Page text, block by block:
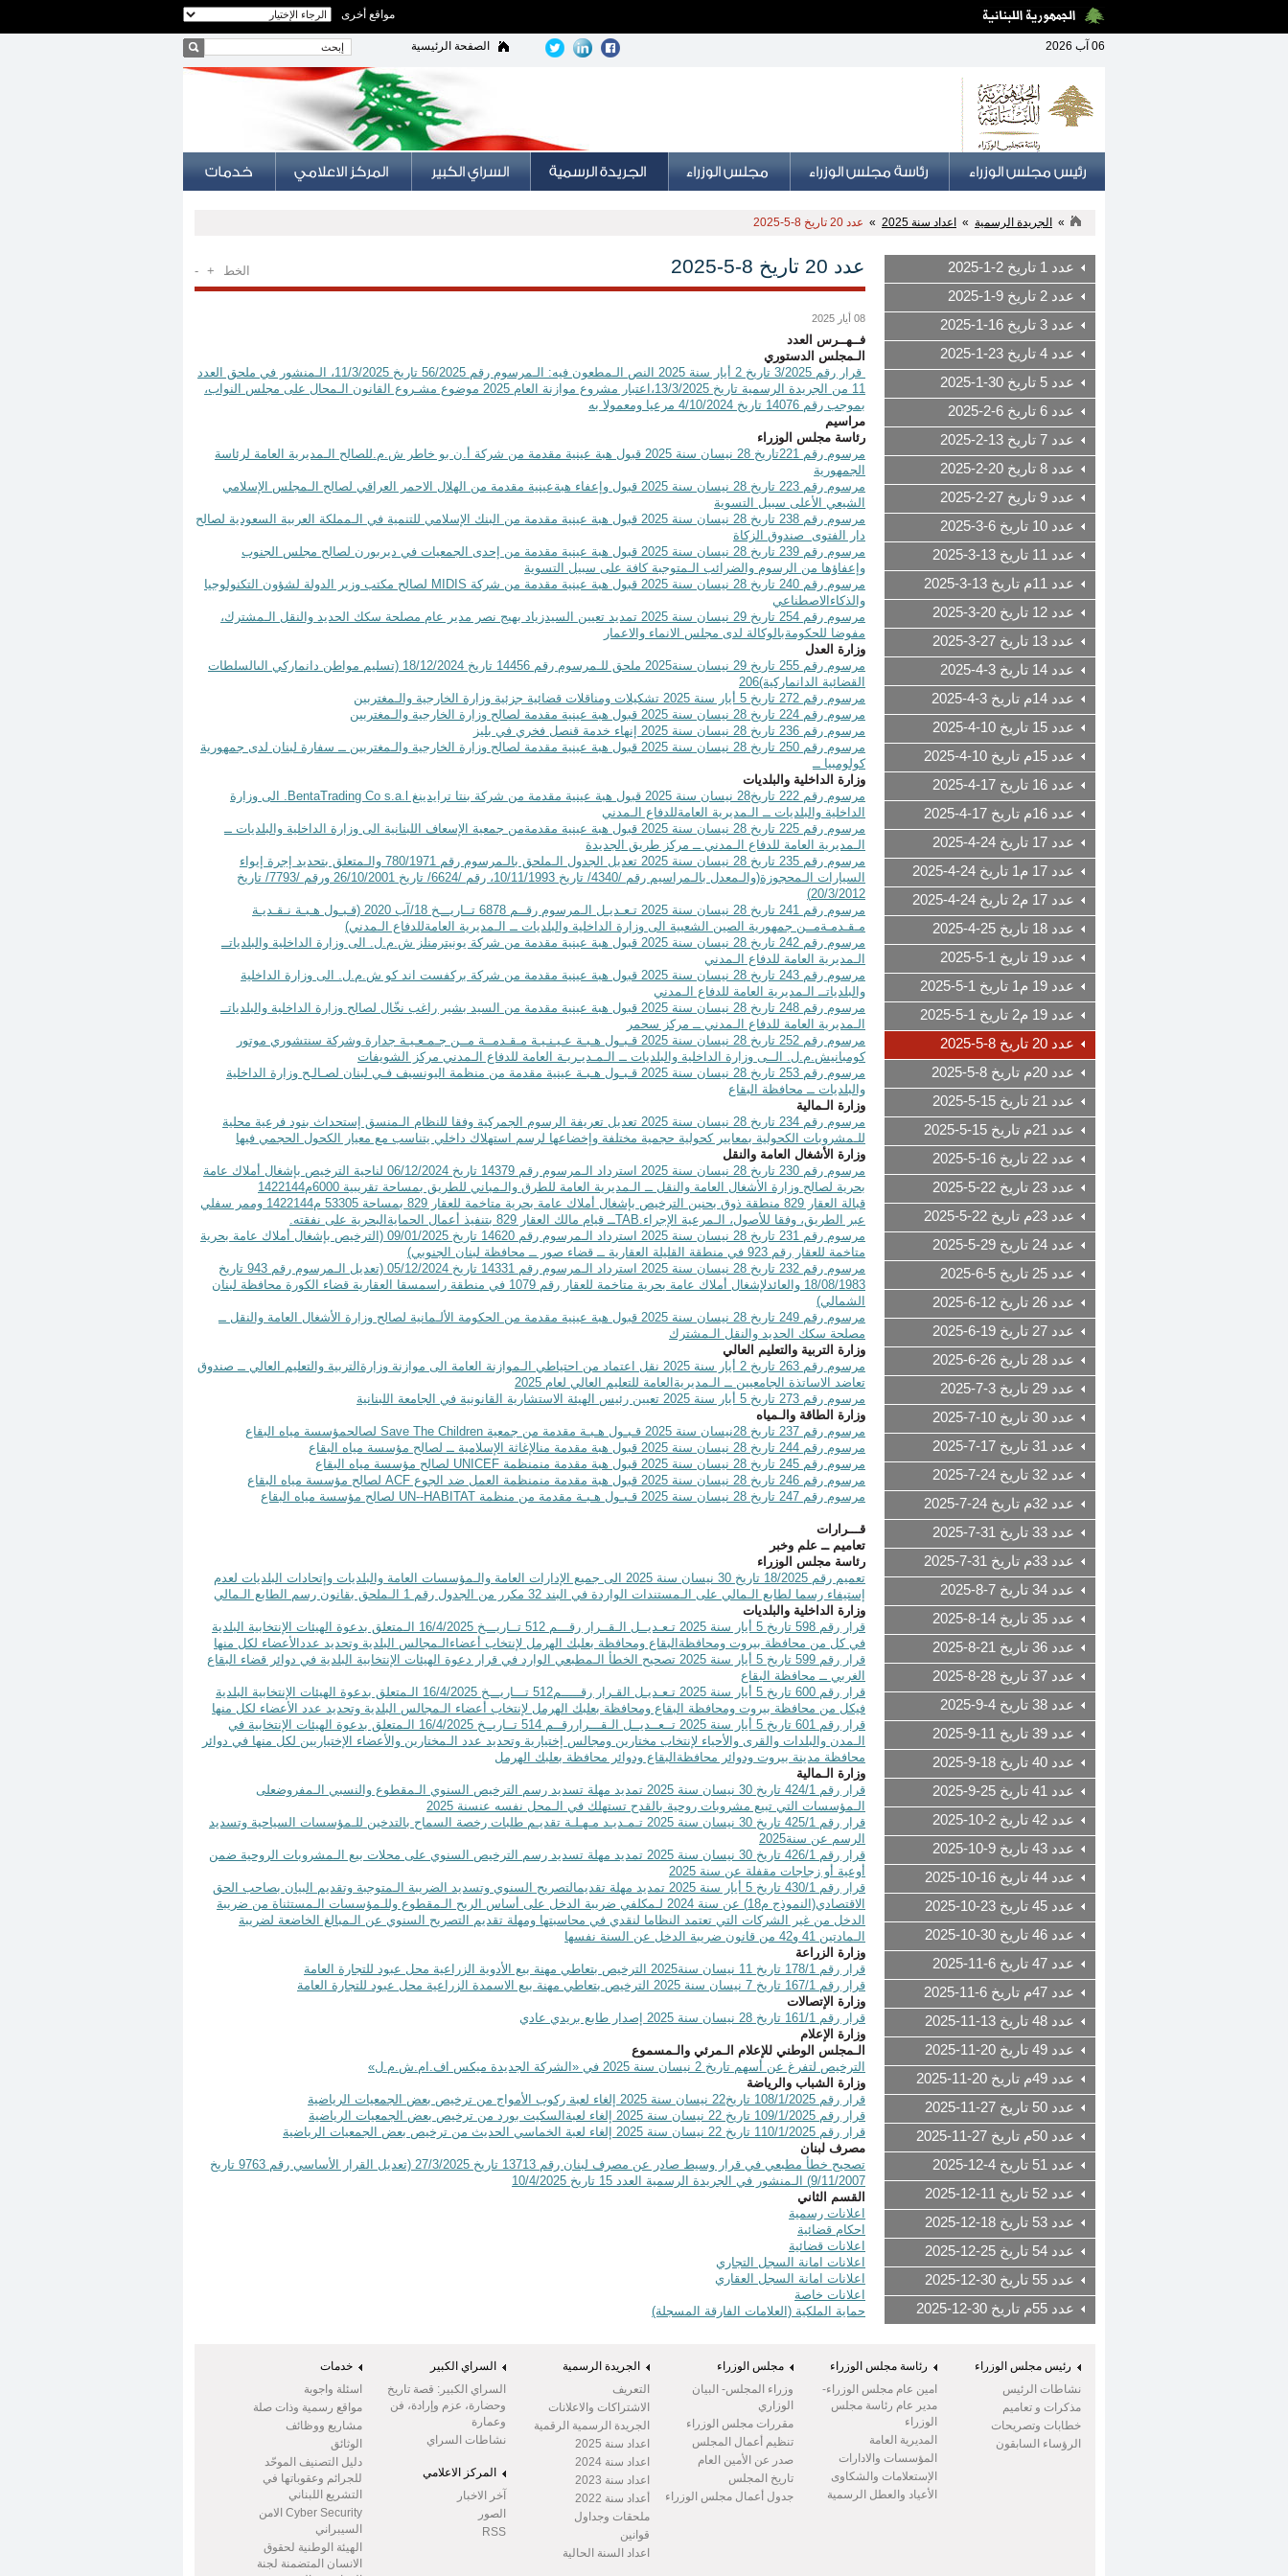
مواقع أخرى
06 آب 2026 الصفحة الرئيسية
» الجريدة الرسمية » اعداد سنة 2025 » عدد 20 تاريخ 8-5-2025
عدد 1 تاريخ 2-1-2025
عدد 2 تاريخ 9-1-2025
عدد 3 تاريخ 16-1-2025
عدد 4 تاريخ 23-1-2025
عدد 5 تاريخ 30-1-2025
عدد 6 تاريخ 6-2-2025
عدد 7 تاريخ 13-2-2025
عدد 8 تاريخ 20-2-2025
عدد 9 تاريخ 27-2-2025
عدد 10 تاريخ 6-3-2025
عدد 11 تاريخ 13-3-2025
عدد 11م تاريخ 13-3-2025
عدد 12 تاريخ 20-3-2025
عدد 13 تاريخ 27-3-2025
عدد 14 تاريخ 3-4-2025
عدد 14م تاريخ 3-4-2025
عدد 15 تاريخ 10-4-2025
عدد 15م تاريخ 10-4-2025
عدد 16 تاريخ 17-4-2025
عدد 16م تاريخ 17-4-2025
عدد 17 تاريخ 24-4-2025
عدد 17 م1 تاريخ 24-4-2025
عدد 17 م2 تاريخ 24-4-2025
عدد 18 تاريخ 25-4-2025
عدد 19 تاريخ 1-5-2025
عدد 19 م1 تاريخ 1-5-2025
عدد 19 م2 تاريخ 1-5-2025
عدد 20 تاريخ 8-5-2025
عدد 20م تاريخ 8-5-2025
عدد 21 تاريخ 15-5-2025
عدد 21م تاريخ 15-5-2025
عدد 22 تاريخ 16-5-2025
عدد 23 تاريخ 22-5-2025
عدد 23م تاريخ 22-5-2025
عدد 24 تاريخ 29-5-2025
عدد 25 تاريخ 5-6-2025
عدد 26 تاريخ 12-6-2025
عدد 27 تاريخ 19-6-2025
عدد 28 تاريخ 26-6-2025
عدد 29 تاريخ 3-7-2025
عدد 30 تاريخ 10-7-2025
عدد 31 تاريخ 17-7-2025
عدد 32 تاريخ 24-7-2025
عدد 32م تاريخ 24-7-2025
عدد 33 تاريخ 31-7-2025
عدد 33م تاريخ 31-7-2025
عدد 34 تاريخ 7-8-2025
عدد 35 تاريخ 14-8-2025
عدد 36 تاريخ 21-8-2025
عدد 37 تاريخ 28-8-2025
عدد 38 تاريخ 4-9-2025
عدد 39 تاريخ 11-9-2025
عدد 40 تاريخ 18-9-2025
عدد 41 تاريخ 25-9-2025
عدد 42 تاريخ 2-10-2025
عدد 43 تاريخ 9-10-2025
عدد 44 تاريخ 16-10-2025
عدد 45 تاريخ 23-10-2025
عدد 46 تاريخ 30-10-2025
عدد 47 تاريخ 6-11-2025
عدد 47م تاريخ 6-11-2025
عدد 48 تاريخ 13-11-2025
عدد 49 تاريخ 20-11-2025
عدد 49م تاريخ 20-11-2025
عدد 50 تاريخ 27-11-2025
عدد 50م تاريخ 27-11-2025
عدد 51 تاريخ 4-12-2025
عدد 52 تاريخ 11-12-2025
عدد 53 تاريخ 18-12-2025
عدد 54 تاريخ 25-12-2025
عدد 55 تاريخ 30-12-2025
عدد 55م تاريخ 30-12-2025
عدد 20 تاريخ 8-5-2025 الخط +
-
08 أيار 2025
فــهــرس العدد
الـمجلس الدستوري
قرار رقم 3/2025 تاريخ 2 أيار سنة 2025 النص الـمطعون فيه: الـمرسوم رقم 56/2025 تاريخ 11/3/2025، الـمنشور في ملحق العدد
11 من الجريدة الرسمية تاريخ 13/3/2025،اعتبار مشروع موازنة العام 2025 موضوع مشـروع القانون الـمحال على مجلس النواب،
بموجب رقم 14076 تاريخ 4/10/2024 مرعيا ومعمولا به
مراسيم
رئاسة مجلس الوزراء
مرسوم رقم 221تاريخ 28 نيسان سنة 2025 قبول هبة عينية مقدمة من شركة أ.ن بو خاطر ش.م.للصالح الـمديرية العامة لرئاسة
الجمهورية
مرسوم رقم 223 تاريخ 28 نيسان سنة 2025 قبول وإعفاء هبةعينية مقدمة من الهلال الاحمر العراقي لصالح الـمجلس الإسلامي
الشيعي الأعلى سبيل التسوية
مرسوم رقم 238 تاريخ 28 نيسان سنة 2025 قبول هبة عينية مقدمة من البنك الإسلامي للتنمية في الـمملكة العربية السعودية لصالح
دار الفتوى صندوق الزكاة
مرسوم رقم 239 تاريخ 28 نيسان سنة 2025 قبول هبة عينية مقدمة من إحدى الجمعيات في ديربورن لصالح مجلس الجنوب
وإعفاؤها من الرسوم والضرائب الـمتوجبة كافة على سبيل التسوية
مرسوم رقم 240 تاريخ 28 نيسان سنة 2025 قبول هبة عينية مقدمة من شركة
MIDIS لصالح مكتب وزير الدولة لشؤون التكنولوجيا
والذكاءالاصطناعي
مرسوم رقم 254 تاريخ 29 نيسان سنة 2025 تمديد تعيين السيدزياد بهيج نصر مدير عام مصلحة سكك الحديد والنقل الـمشترك،
مفوضا للحكومةبالوكالة لدى مجلس الانماء والاعمار
وزارة العدل
مرسوم رقم 255 تاريخ 29 نيسان سنة2025 ملحق للـمرسوم رقم 14456 تاريخ 18/12/2024 (تسليم مواطن دانماركي الىالسلطات
القضائية الدانماركية)206
مرسوم رقم 272 تاريخ 5 أيار سنة 2025 تشكيلات ومناقلات قضائية جزئية وزارة الخارجية والـمغتربين
مرسوم رقم 224 تاريخ 28 نيسان سنة 2025 قبول هبة عينية مقدمة لصالح وزارة الخارجية والـمغتربين
مرسوم رقم 236 تاريخ 28 نيسان سنة 2025 إنهاء خدمة قنصل فخري في بليز
مرسوم رقم 250 تاريخ 28 نيسان سنة 2025 قبول هبة عينية مقدمة لصالح وزارة الخارجية والـمغتربين ــ سفارة لبنان لدى جمهورية
كولومبيا ــ
وزارة الداخلية والبلديات
مرسوم رقم 222 تاريخ28 نيسان سنة 2025 قبول هبة عينية مقدمة من شركة بنتا ترايدينغ
BentaTrading Co s.a.l . الى وزارة
الداخلية والبلديات ــ الـمديرية العامةللدفاع الـمدني
مرسوم رقم 225 تاريخ 28 نيسان سنة 2025 قبول هبة عينية مقدمةمن جمعية الإسعاف اللبنانية الى وزارة الداخلية والبلديات ــ
الـمديرية العامة للدفاع الـمدني ــ مركز طريق الجديدة
مرسوم رقم 235 تاريخ 28 نيسان سنة 2025 تعديل الجدول الـملحق بالـمرسوم رقم 780/1971 والـمتعلق بتحديد إجرة إيواء
السيارات الـمحجوزة(والـمعدل بالـمراسيم رقم /4340/ تاريخ 10/11/1993، رقم /6624/ تاريخ 26/10/2001 ورقم /7793/ تاريخ
20/3/2012)
مرسوم رقم 241 تاريخ 28 نيسان سنة 2025 تـعـديـل الـمرسوم رقــم 6878 تــاريـــخ 18/آب 2020 (قـبـول هـبـة نـقـديـة
مـقـدمـةمــن جمهورية الصين الشعبية الى وزارة الداخلية والبلديات ــ الـمديرية العامةللدفاع الـمدني)
مرسوم رقم 242 تاريخ 28 نيسان سنة 2025 قبول هبة عينية مقدمة من شركة يونيترمنلز ش.م.ل. الى وزارة الداخلية والبلدياتــ
الـمديرية العامة للدفاع الـمدني
مرسوم رقم 243 تاريخ 28 نيسان سنة 2025 قبول هبة عينية مقدمة من شركة بركفست اند كو ش.م.ل. الى وزارة الداخلية
والبلدياتــ الـمديرية العامة للدفاع الـمدني
مرسوم رقم 248 تاريخ 28 نيسان سنة 2025 قبول هبة عينية مقدمة من السيد بشير راغب نخّال لصالح وزارة الداخلية والبلدياتــ
الـمديرية العامة للدفاع الـمدني ــ مركز سحمر
مرسوم رقم 252 تاريخ 28 نيسان سنة 2025 قـبـول هـبـة عـيـنـيـة مـقـدمــة مــن جـمـعـيـة جدارة وشركة سنتشوري موتور
كومبانيش.م.ل. الــى وزارة الداخلية والبلديات ــ الـمـديـريـة العامة للدفاع الـمدني مركز الشويفات
مرسوم رقم 253 تاريخ 28 نيسان سنة 2025 قـبـول هـبـة عينية مقدمة من منظمة اليونسيف فـي لبنان لصـالـح وزارة الداخلية
والبلديات ــ محافظة البقاع
وزارة الـمالية
مرسوم رقم 234 تاريخ 28 نيسان سنة 2025 تعديل تعريفة الرسوم الجمركية وفقا للنظام الـمنسق إستحداث بنود فرعية محلية
للـمشروبات الكحولية بمعايير كحولية حجمية مختلفة وإخضاعها لرسم استهلاك داخلي يتناسب مع معيار الكحول الحجمي فيها
وزارة الأشغال العامة والنقل
مرسوم رقم 230 تاريخ 28 نيسان سنة 2025 استرداد الـمرسوم رقم 14379 تاريخ 06/12/2024 لناحية الترخيص بإشغال أملاك عامة
بحرية لصالح وزارة الأشغال العامة والنقل ــ الـمديرية العامة للطرق والـمباني للطريق بمساحة تقريبية 6000م1422144
قبالة العقار 829 منطقة ذوق بحنين الترخيص بإشغال أملاك عامة بحرية متاخمة للعقار 829 بمساحة 53305 م1422144 وممر سفلي
عبر الطريق، وفقا للأصول، الـمرعية الإجراء.TABــ قيام مالك العقار 829 بتنفيذ أعمال الحمايةالبحرية على نفقته.
مرسوم رقم 231 تاريخ 28 نيسان سنة 2025 استرداد الـمرسوم رقم 14620 تاريخ 09/01/2025 (الترخيص بإشغال أملاك عامة بحرية
متاخمة للعقار رقم 923 في منطقة القليلة العقارية ــ قضاء صور ــ محافظة لبنان الجنوبي)
مرسوم رقم 232 تاريخ 28 نيسان سنة 2025 استرداد الـمرسوم رقم 14331 تاريخ 05/12/2024 (تعديل الـمرسوم رقم 943 تاريخ
18/08/1983 والعائدلإشغال أملاك عامة بحرية متاخمة للعقار رقم 1079 في منطقة راسمسقا العقارية قضاء الكورة محافظة لبنان
الشمالي)
مرسوم رقم 249 تاريخ 28 نيسان سنة 2025 قبول هبة عينية مقدمة من الحكومة الألـمانية لصالح وزارة الأشغال العامة والنقل ــ
مصلحة سكك الحديد والنقل الـمشترك
وزارة التربية والتعليم العالي
مرسوم رقم 263 تاريخ 2 أيار سنة 2025 نقل اعتماد من احتياطي الـموازنة العامة الى موازنة وزارةالتربية والتعليم العالي ــ صندوق
تعاضد الاساتذة الجامعيين ــ الـمديريةالعامة للتعليم العالي لعام 2025
مرسوم رقم 273 تاريخ 5 أيار سنة 2025 تعيين رئيس الهيئة الاستشارية القانونية في الجامعة اللبنانية
وزارة الطاقة والـمياه
مرسوم رقم 237 تاريخ 28نيسان سنة 2025 قـبـول هـبـة مقدمة من جمعية
Save The Children لصالحمؤسسة مياه البقاع
مرسوم رقم 244 تاريخ 28 نيسان سنة 2025 قبول هبة مقدمة منالإغاثة الإسلامية ــ لصالح مؤسسة مياه البقاع
مرسوم رقم 245 تاريخ 28 نيسان سنة 2025 قبول هبة مقدمة منمنظمة
UNICEF لصالح مؤسسة مياه البقاع
مرسوم رقم 246 تاريخ 28 نيسان سنة 2025 قبول هبة مقدمة منمنظمة العمل ضد الجوع
ACF لصالح مؤسسة مياه البقاع
مرسوم رقم 247 تاريخ 28 نيسان سنة 2025 قـبـول هـبـة مقدمة من منظمة
UN--HABITAT لصالح مؤسسة مياه البقاع
قـــرارات
تعاميم ــ علم وخبر
رئاسة مجلس الوزراء
تعميم رقم 18/2025 تاريخ 30 نيسان سنة 2025 الى جميع الإدارات العامة والـمؤسسات العامة والبلديات وإتحادات البلديات لعدم
إستيفاء رسما لطابع الـمالي على الـمستندات الواردة في البند 32 مكرر من الجدول رقم 1 الـملحق بقانون رسم الطابع الـمالي
وزارة الداخلية والبلديات
قرار رقم 598 تاريخ 5 أيار سنة 2025 تـعـديــل الـقــرار رقـــم 512 تــاريـــخ 16/4/2025 الـمتعلق بدعوة الهيئات الإنتخابية البلدية
في كل من محافظة بيروت ومحافظةالبقاع ومحافظة بعلبك الهرمل لإنتخاب أعضاءالـمجالس البلدية وتحديد عددالأعضاء لكل منها
قرار رقم 599 تاريخ 5 أيار سنة 2025 تصحيح الخطأ الـمطبعي الوارد في قرار دعوة الهيئات الإنتخابية البلدية في دوائر قضاء البقاع
الغربي ــ محافظة البقاع
قرار رقم 600 تاريخ 5 أيار سنة 2025 تـعـديـل القـرار رقـــــم512 تـــاريـــخ 16/4/2025 الـمتعلق بدعوة الهيئات الإنتخابية البلدية
فيكل من محافظة بيروت ومحافظة البقاع ومحافظة بعلبك الهرمل لإنتخاب أعضاء الـمجالس البلدية وتحديد عدد الأعضاء لكل منها
قرار رقم 601 تاريخ 5 أيار سنة 2025 تــعــديــل الـقـــراررقــم 514 تــاريــخ 16/4/2025 الـمتعلق بدعوة الهيئات الإنتخابية في
الـمدن والبلدات والقرى والأحياء لإنتخاب مختارين ومجالس إختيارية وتحديد عدد الـمختارين والأعضاء الإختياريين لكل منها في دوائر
محافظة مدينة بيروت ودوائر محافظةالبقاع ودوائر محافظة بعلبك الهرمل
وزارة الـمالية
قرار رقم 424/1 تاريخ 30 نيسان سنة 2025 تمديد مهلة تسديد رسم الترخيص السنوي الـمقطوع والنسبي الـمفروضعلى
الـمؤسسات التي تبيع مشروبات روحية بالقدح تستهلك في الـمحل نفسه عنسنة 2025
قرار رقم 425/1 تاريخ 30 نيسان سنة 2025 تـمـديـد مـهـلـة تقديـم طلبات رخصة السماح بالتدخين للـمؤسسات السياحية وتسديد
الرسم عن سنة2025
قرار رقم 426/1 تاريخ 30 نيسان سنة 2025 تمديد مهلة تسديد رسم الترخيص السنوي على محلات بيع الـمشروبات الروحية ضمن
أوعية أو زجاجات مقفلة عن سنة 2025
قرار رقم 430/1 تاريخ 5 أيار سنة 2025 تمديد مهلة تقديمالتصريح السنوي وتسديد الضريبة الـمتوجبة وتقديم البيان بصاحب الحق
الاقتصادي(النموذج م18) عن سنة 2024 لـمكلفي ضريبة الدخل على أساس الربح الـمقطوع وللـمؤسسات الـمستثناة من ضريبة
الدخل من غير الشركات التي تعتمد النظاما لنقدي في محاسبتها ومهلة تقديم التصريح السنوي عن الـمبالغ الخاضعة لضريبة
الـمادتين 41 و42 من قانون ضريبة الدخل عن السنة نفسها
وزارة الزراعة
قرار رقم 178/1 تاريخ 11 نيسان سنة2025 الترخيص بتعاطي مهنة بيع الأدوية الزراعية محل عبود للتجارة العامة
قرار رقم 167/1 تاريخ 7 نيسان سنة 2025 الترخيص بتعاطي مهنة بيع الاسمدة الزراعية محل عبود للتجارة العامة
وزارة الإتصالات
قرار رقم 161/1 تاريخ 28 نيسان سنة 2025 إصدار طابع بريدي عادي
وزارة الإعلام
الـمجلس الوطني للإعلام الـمرئي والـمسموع
الترخيص لتفرغ عن أسهم تاريخ 2 نيسان سنة 2025 في «الشركة الجديدة ميكس اف.ام.ش.م.ل»
وزارة الشباب والرياضة
قرار رقم 108/1/2025 تاريخ22 نيسان سنة 2025 إلغاء لعبة ركوب الأمواج من ترخيص بعض الجمعيات الرياضية
قرار رقم 109/1/2025 تاريخ 22 نيسان سنة 2025 إلغاء لعبةالسكيت بورد من ترخيص بعض الجمعيات الرياضية
قرار رقم 110/1/2025 تاريخ 22 نيسان سنة 2025 إلغاء لعبة الخماسي الحديث من ترخيص بعض الجمعيات الرياضية
مصرف لبنان
تصحيح خطأ مطبعي في قرار وسيط صادر عن مصرف لبنان رقم 13713 تاريخ 27/3/2025 (تعديل القرار الأساسي رقم 9763 تاريخ
9/11/2007) الـمنشور في الجريدة الرسمية العدد 15 تاريخ 10/4/2025
القسم الثاني
اعلانات رسمية
احكام قضائية
اعلانات قضائية
اعلانات امانة السجل التجاري
اعلانات امانة السجل العقاري
اعلانات خاصة
حماية الملكية (العلامات الفارقة المسجلة)
رئيس مجلس الوزراء
نشاطات الرئيس
مذكرات و تعاميم
خطابات وتصريحات
الرؤساء السابقون
رئاسة مجلس الوزراء
امين عام مجلس الوزراء-
مدير عام رئاسة مجلس
الوزراء
المديرية العامة
المؤسسات والادارات
الإستعلامات والشكاوى
الأعياد والعطل الرسمية
مجلس الوزراء
وزراء المجلس- البيان
الوزاري
مقررات مجلس الوزراء
تنظيم أعمال المجلس
صدر عن الأمين العام
تاريخ المجلس
جدول أعمال مجلس الوزراء
الجريدة الرسمية
التعريف
الاشتراكات والاعلانات
الجريدة الرسمية الرقمية
اعداد سنة 2025
اعداد سنة 2024
اعداد سنة 2023
أعداد سنة 2022
ملحقات وجداول
قوانين
اعداد السنة الحالية
السراي الكبير
السراي الكبير: قصة تاريخ
وحضارة، عزم وإرادة، فن
وعمارة
نشاطات السراي
المركز الاعلامي
آخر الاخبار
الصور
RSS
خدمات
اسئلة واجوبة
مواقع رسمية وذات صلة
مشاريع ووظائف
الوثائق
دليل التصنيف الموحّد
للجرائم وعقوباتها في
التشريع اللبناني
Cyber Security الامن
السيبراني
الهيئة الوطنية لحقوق
الانسان المتضمنة لجنة